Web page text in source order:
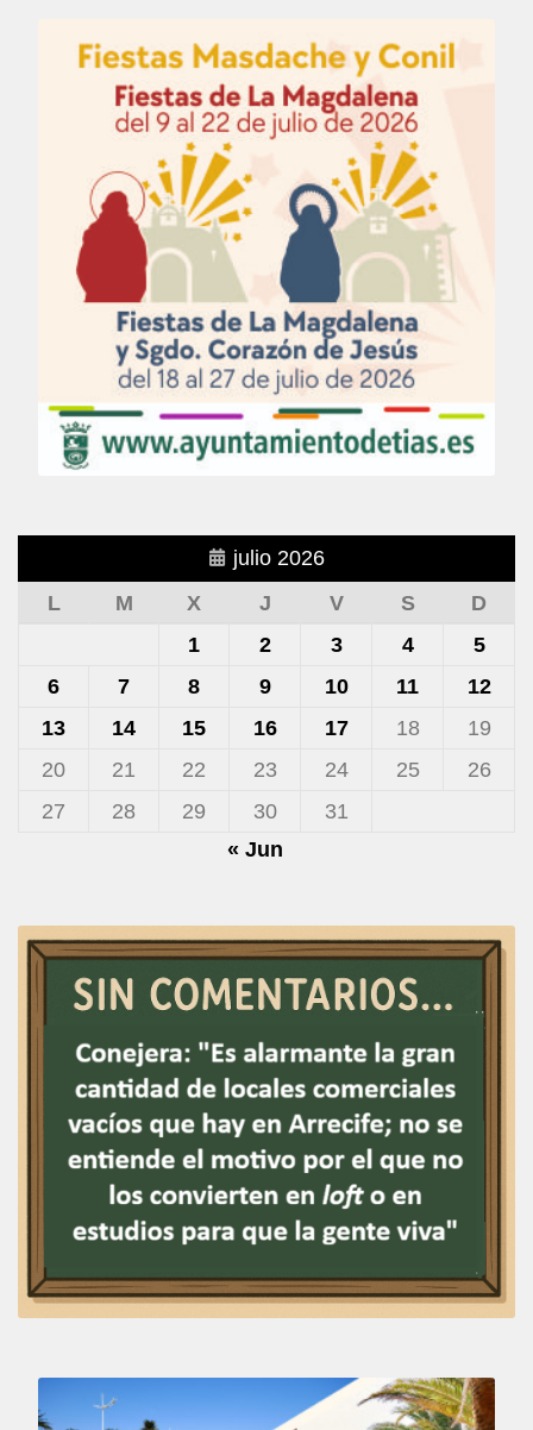
julio 2026
L
M X J V S
D
1
2 3 4
5
6
7 8 9 10 11
12
13
14 15 16 17 18
19
20
21 22 23 24 25
26
27
28 29 30
31
« Jun